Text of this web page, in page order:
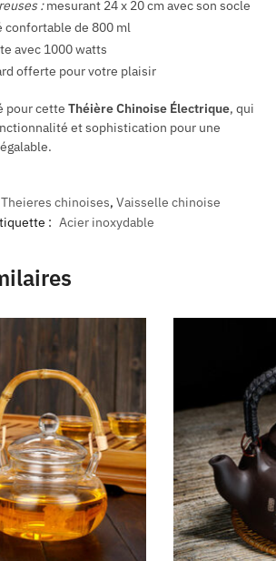
:mesurant 24 x 20 cm avec son socle
confortable de 800 ml
avec 1000 watts
offerte pour votre plaisir
pour cette Théière Chinoise Électrique, qui
et sophistication pour une
Theieres chinoises, Vaisselle chinoise
: Acier inoxydable